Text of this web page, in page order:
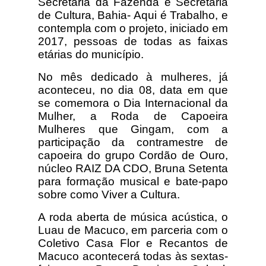
de Cultura, Bahia- Aqui é Trabalho, e
contempla com o projeto, iniciado em
2017, pessoas de todas as faixas
etárias do município.
No mês dedicado à mulheres, já
aconteceu, no dia 08, data em que
se comemora o Dia Internacional da
Mulher, a Roda de Capoeira
Mulheres que Gingam, com a
participação da contramestre de
capoeira do grupo Cordão de Ouro,
núcleo RAIZ DA CDO, Bruna Setenta
para formação musical e bate-papo
sobre como Viver a Cultura.
A roda aberta de música acústica, o
Luau de Macuco, em parceria com o
Coletivo Casa Flor e Recantos de
Macuco acontecerá todas às sextas-